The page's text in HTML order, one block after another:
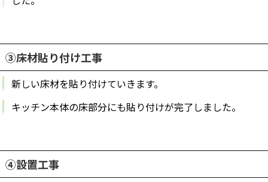
③床材貼り付け工事
新しい床材を貼り付けていきます。
キッチン本体の床部分にも貼り付けが完了しました。
④設置工事